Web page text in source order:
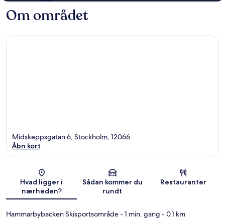
Om området
Kort
Midskeppsgatan 6, Stockholm, 12066
Åbn kort
Hvad ligger i
nærheden?
Sådan kommer du
rundt
Restauranter
Hammarbybacken Skisportsområde- 1 min. gang - 0.1 km